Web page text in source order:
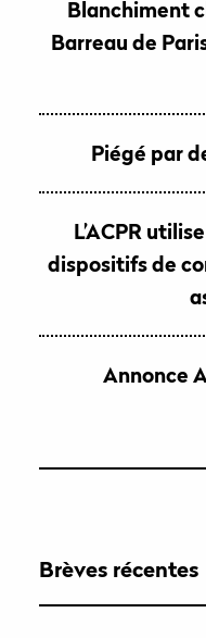
Blanchiment
Barreau de
Piégé par
L’ACPR
dispositifs de
Annonce
Brèves récentes